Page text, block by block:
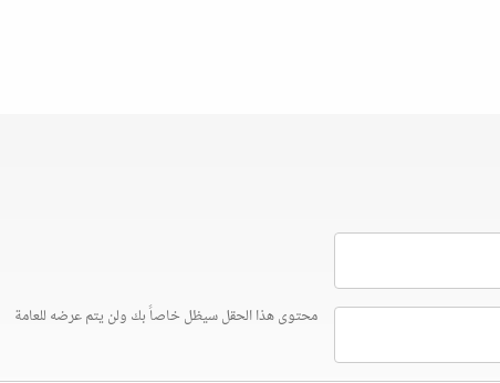
محتوى هذا الحقل سيظل خاصاً بك ولن يتم عرضه للعامة